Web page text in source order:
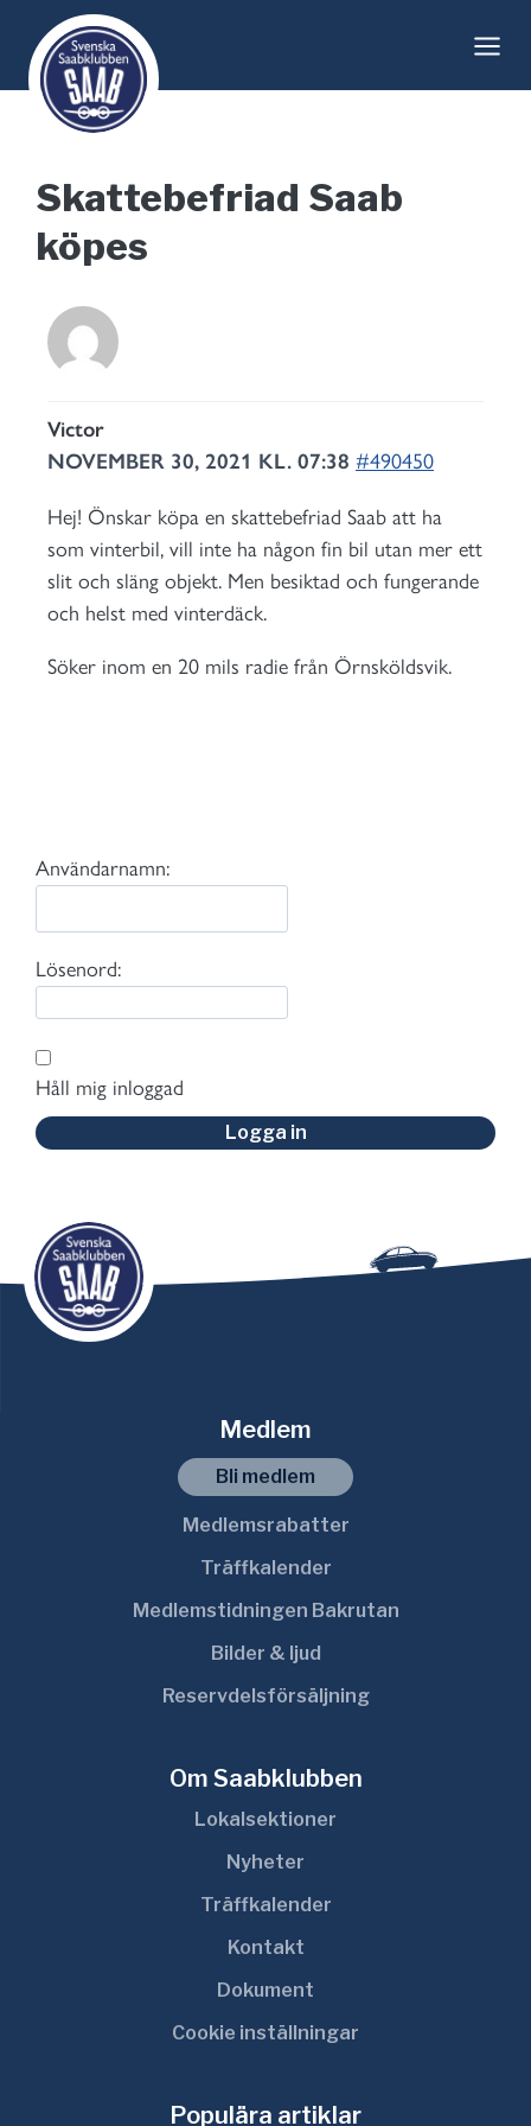
content
Skattebefriad Saab
köpes
Victor
NOVEMBER 30, 2021 KL. 07:38 #490450
Hej! Önskar köpa en skattebefriad Saab att ha
som vinterbil, vill inte ha någon fin bil utan mer ett
slit och släng objekt. Men besiktad och fungerande
och helst med vinterdäck.
Söker inom en 20 mils radie från Örnsköldsvik.
Användarnamn:
Lösenord:
Håll mig inloggad
Logga in
Medlem
Bli medlem
Medlemsrabatter
Träffkalender
Medlemstidningen Bakrutan
Bilder & ljud
Reservdelsförsäljning
Om Saabklubben
Lokalsektioner
Nyheter
Träffkalender
Kontakt
Dokument
Cookie inställningar
Populära artiklar